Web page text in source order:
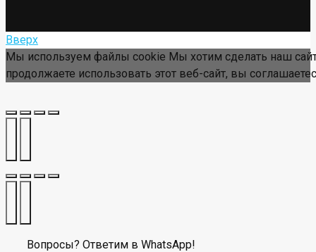
Вверх
Мы используем файлы cookie Мы хотим сделать наш
продолжаете использовать этот веб-сайт, вы
Вопросы? Ответим в WhatsApp!